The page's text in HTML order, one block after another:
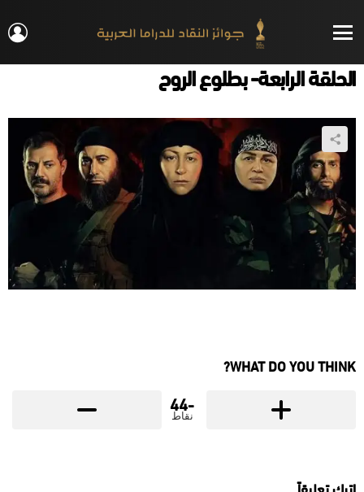
الحلقة الرابعة- بطلوع الروح
WHAT DO YOU THINK?
-44
نقاط